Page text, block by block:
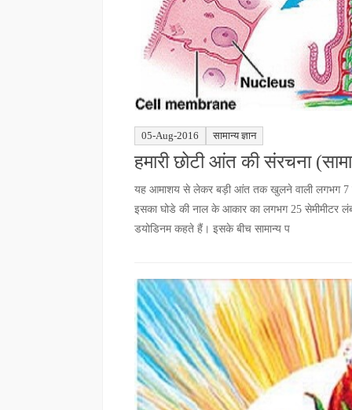
05-Aug-2016 सामान्य ज्ञान
हमारी छोटी आंत की संरचना
यह आमाशय से लेकर बड़ी आंत तक खुलने वाली लगभग 7
इसका घोडे की नाल के आकार का लगभग 25 सेमीमीटर
डयोडिनम कहते हैं। इसके बीच सामान्य प